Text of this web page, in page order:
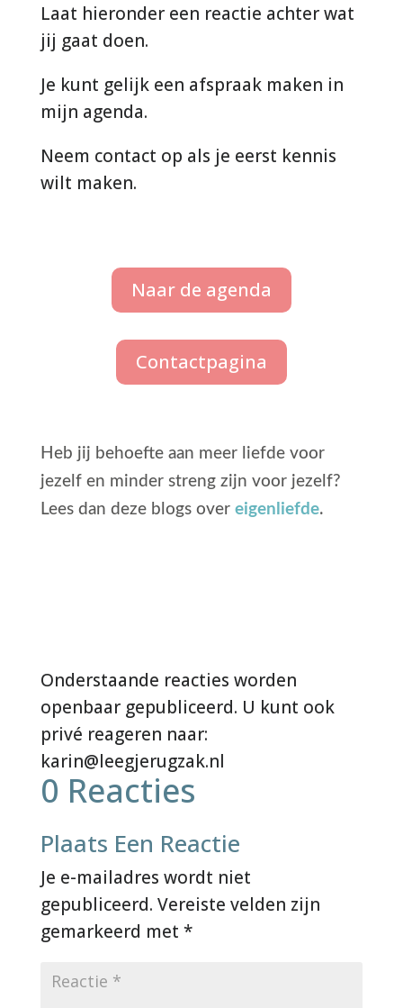
Laat hieronder een reactie achter wat
jij gaat doen.
Je kunt gelijk een afspraak maken in
mijn agenda.
Neem contact op als je eerst kennis
wilt maken.
Naar de agenda
Contactpagina
Heb jij behoefte aan meer liefde voor
jezelf en minder streng zijn voor jezelf?
Lees dan deze blogs over eigenliefde.
0 Reacties
Plaats Een Reactie
Je e-mailadres wordt niet
gepubliceerd. Vereiste velden zijn
gemarkeerd met *